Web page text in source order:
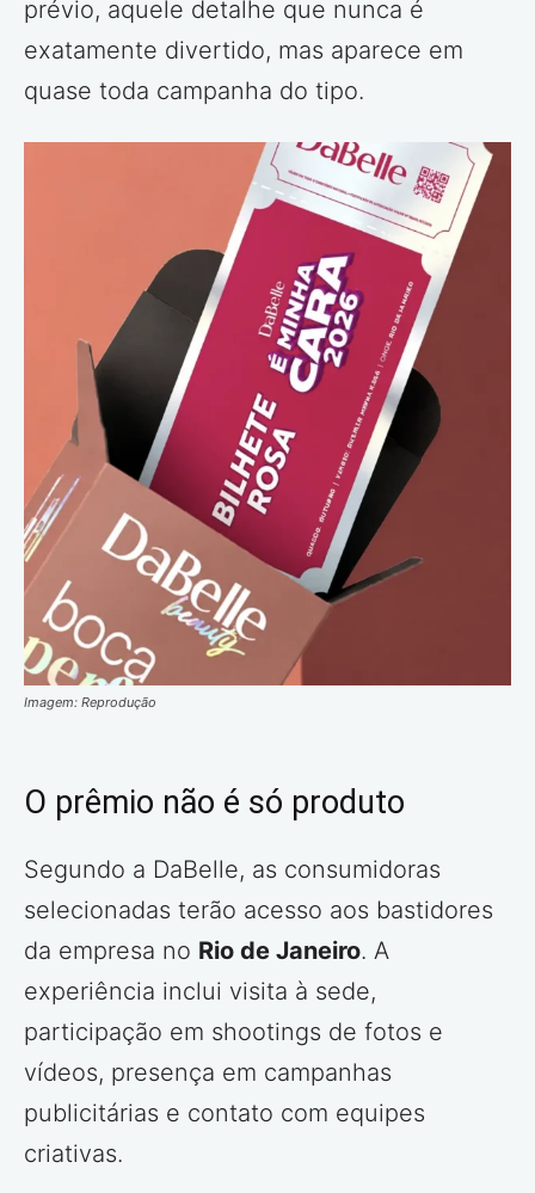
prévio, aquele detalhe que nunca é
exatamente divertido, mas aparece em
quase toda campanha do tipo.
Imagem: Reprodução
O prêmio não é só produto
Segundo a DaBelle, as consumidoras
selecionadas terão acesso aos bastidores
da empresa no Rio de Janeiro. A
experiência inclui visita à sede,
participação em shootings de fotos e
vídeos, presença em campanhas
publicitárias e contato com equipes
criativas.